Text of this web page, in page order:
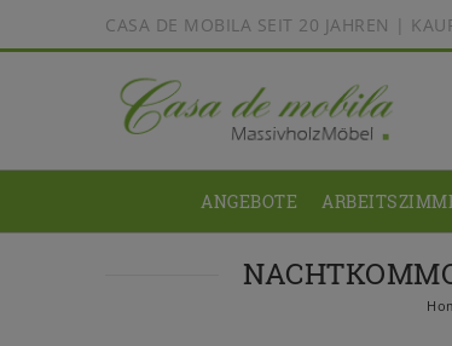
CASA DE MOBILA SEIT 20 JAHREN |
ANGEBOTE